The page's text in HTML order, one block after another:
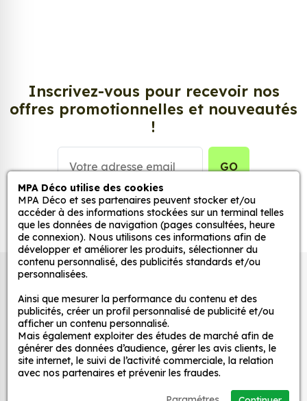
décorer votre intérieur ou votre véhicule.
Personnalisez la surface de votre choix avec nos
stickers muraux et stickers véhicule. Une solution
simple et rapide qui transforme toutes surfaces
lisses, propres et non poreuses.
Grâce à notre sélection de stickers et autocollants,
adaptez la décoration d’une pièce, d’une voiture,
d’un meuble, d’une porte et de toute autre surface,
et ce, à moindre coût et sans effort.
Quels sont les avantages de nos stickers
Une grande variété de motifs et de couleurs :
nos Sticker Coq sont disponibles dans une large
gamme de motifs et de couleurs, ce qui vous
permet de trouver le sticker parfait pour votre
décoration.
Une installation facile : nos stickers sont faciles
Inscrivez-vous pour recevoir nos
offres promotionnelles et nouveautés
!
GO
Autocollants pour véhicules et stickers
décoratifs
MPA Déco
MPA Déco utilise des cookies
MPA Déco et ses partenaires peuvent stocker et/ou
accéder à des informations stockées sur un terminal telles
que les données de navigation (pages consultées, heure
de connexion). Nous utilisons ces informations afin de
développer et améliorer les produits, sélectionner du
contenu personnalisé, des publicités standards et/ou
personnalisées.
Ainsi que mesurer la performance du contenu et des
publicités, créer un profil personnalisé de publicité et/ou
afficher un contenu personnalisé.
Mais également exploiter des études de marché afin de
générer des données d’audience, gérer les avis clients, le
site internet, le suivi de l’activité commerciale, la relation
avec nos partenaires et prévenir les fraudes.